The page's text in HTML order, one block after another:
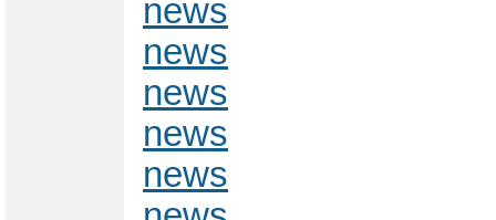
news
news
news
news
news